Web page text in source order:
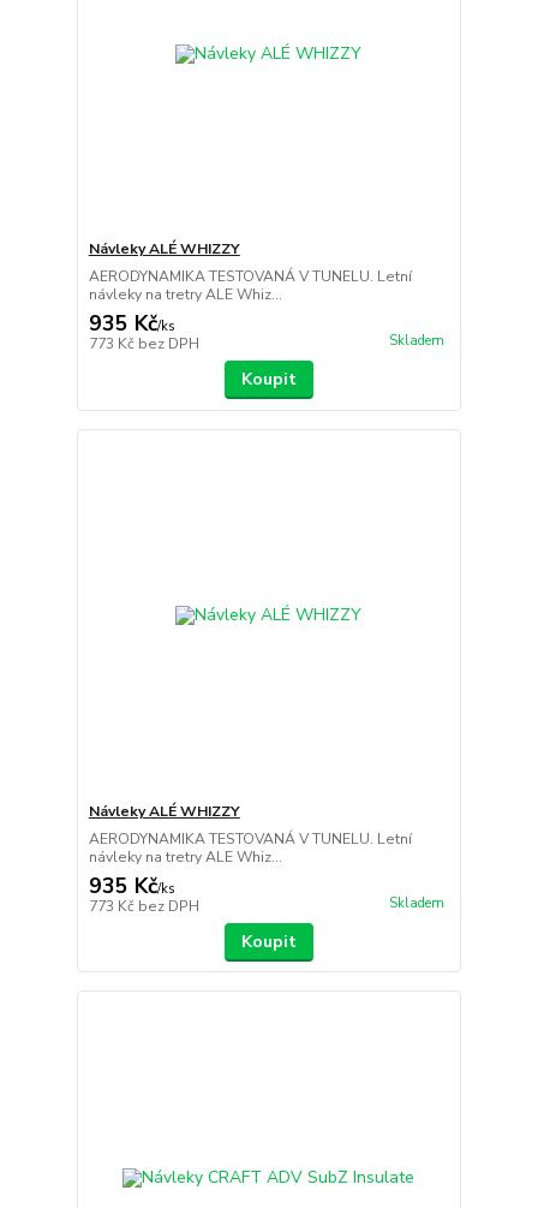
Návleky ALÉ WHIZZY
AERODYNAMIKA TESTOVANÁ V TUNELU. Letní
návleky na tretry ALE Whiz...
935 Kč/ks
773 Kč bez DPH Skladem
Koupit
Návleky ALÉ WHIZZY
AERODYNAMIKA TESTOVANÁ V TUNELU. Letní
návleky na tretry ALE Whiz...
935 Kč/ks
773 Kč bez DPH Skladem
Koupit